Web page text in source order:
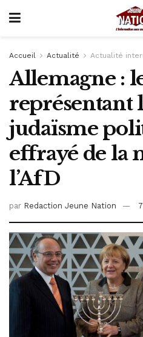
Accueil Actualité Actualité
Allemagne :
représentant
judaïsme
effrayé de la
l’AfD
par Redaction Jeune Nation